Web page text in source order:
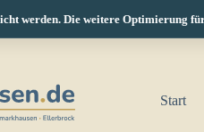
Die weitere Optimierung für
Start